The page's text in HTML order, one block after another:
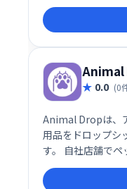
業を軽減し、効
自のブランド戦略
ます。
Animal
0.0 (0
Animal Dropは、
用品をドロップシ
す。 自社店舗で
送の手間を削減
を始め、売上拡大